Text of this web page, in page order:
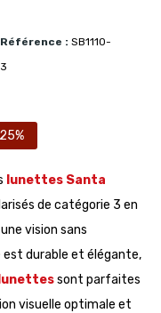
Référence : SB1110-
3
lunettes Santa
de catégorie 3 en
vision sans
durable et élégante,
lunettessont parfaites
visuelle optimale et